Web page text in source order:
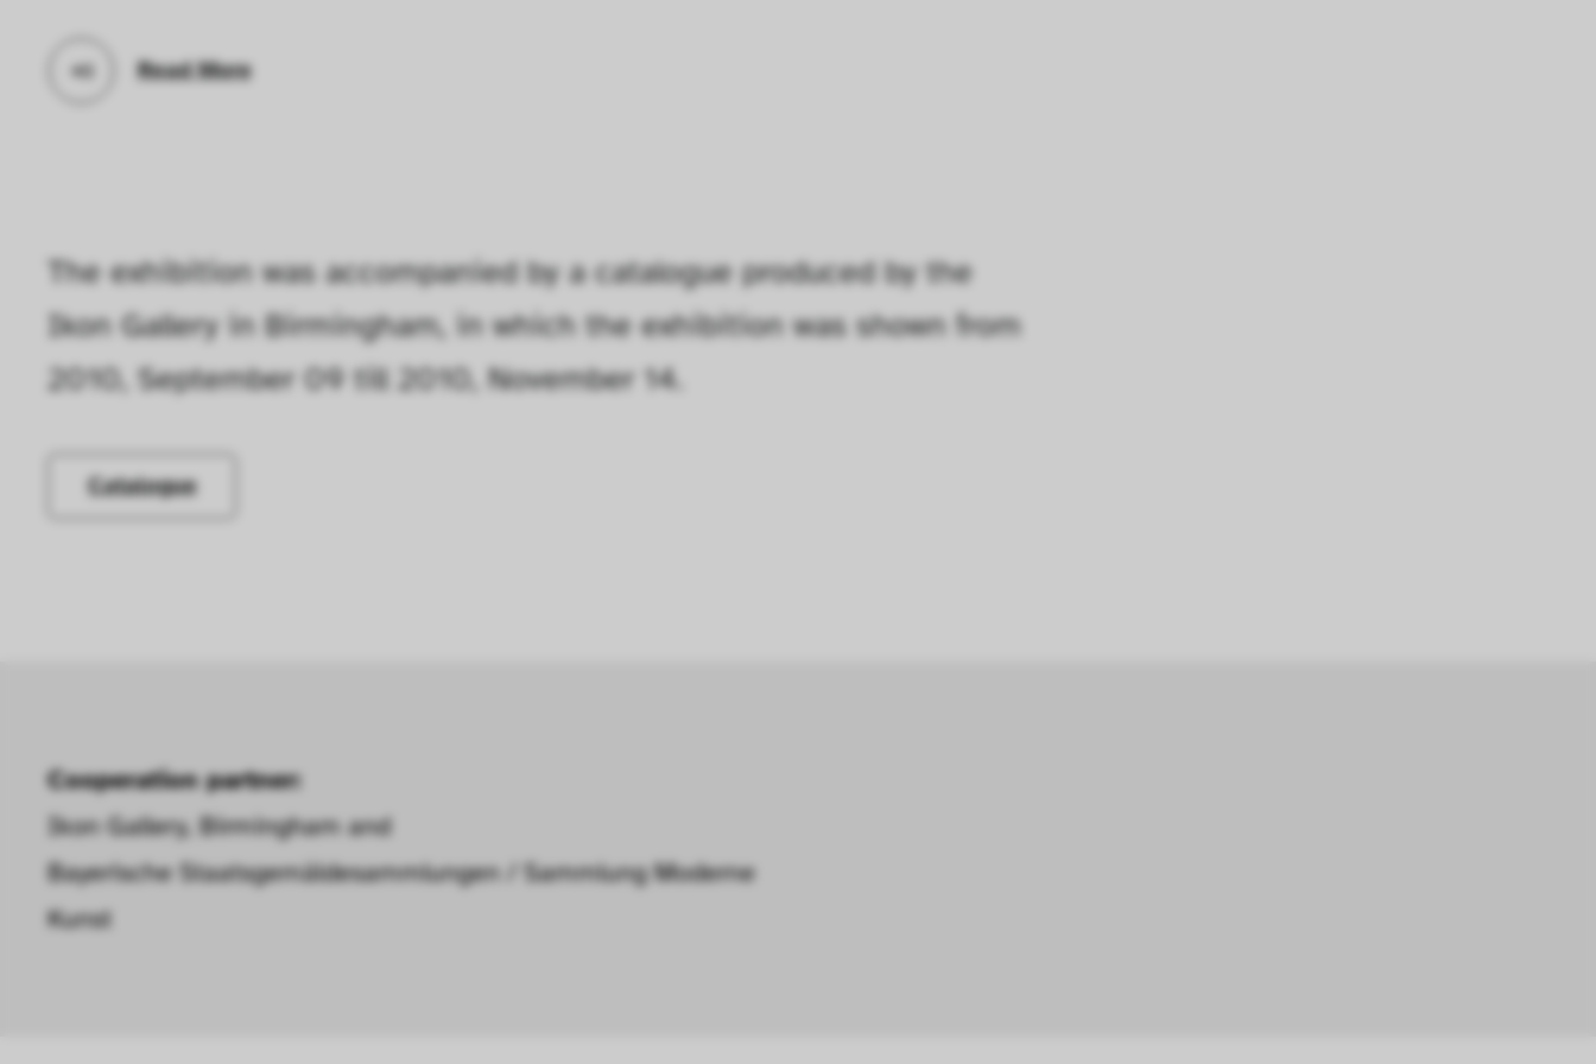
Statistik
Diese Cookies helfen uns zu verstehen, wie Besucher*innen mit unserer Webseite
interagieren, indem Informationen über ihr Verhalten anonym gesammelt und
Read More
The exhibition was accompanied by a catalogue produced by the
Ikon Gallery in Birmingham, in which the exhibition was shown from
2010, September 09 till 2010, November 14.
Catalogue
Cooperation partner:
Ikon Gallery, Birmingham and
Bayerische Staatsgemäldesammlungen / Sammlung Moderne
Kunst